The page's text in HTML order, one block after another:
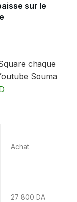
sur le
chaque
Souma
Achat
27 800 DA